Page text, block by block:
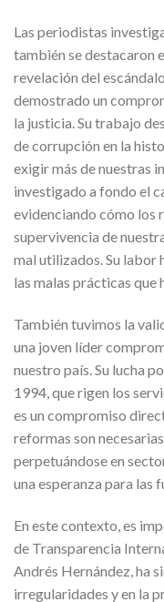
Las periodistas
también se destacaron
revelación del
demostrado un
la justicia. Su trabajo
de corrupción en la
exigir más de nuestras
investigado a fondo el
evidenciando cómo los
supervivencia de
mal utilizados. Su labor
las malas prácticas que
También tuvimos la
una joven líder
nuestro país. Su lucha
1994, que rigen los
es un compromiso
reformas son
perpetuándose en
una esperanza para las
En este contexto, es
de Transparencia
Andrés Hernández, ha
irregularidades y en la